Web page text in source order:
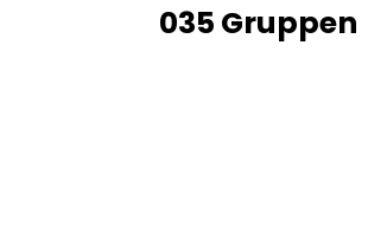
035 Gruppen